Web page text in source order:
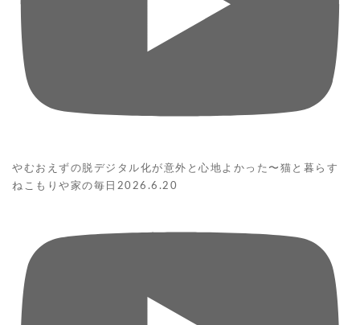
やむおえずの脱デジタル化が意外と心地よかった〜猫と暮らす
ねこもりや家の毎日2026.6.20